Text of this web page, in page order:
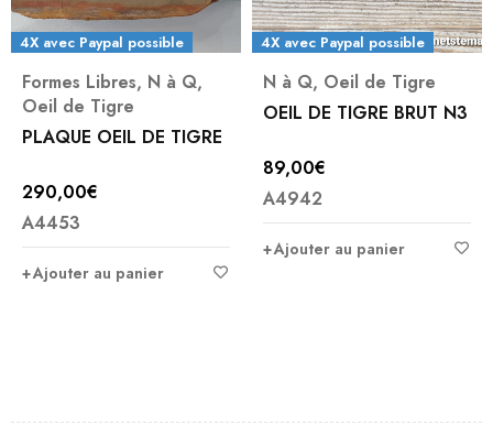
4X avec Paypal possible
Formes Libres, N à Q,
Oeil de Tigre
PLAQUE OEIL DE TIGRE
290,00€
A4453
Ajouter au panier
4X avec Paypal possible
N à Q, Oeil de Tigre
OEIL DE TIGRE BRUT N3
89,00€
A4942
Ajouter au panier